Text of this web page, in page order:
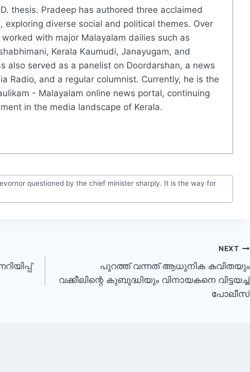
thesis. Pradeep has authored three acclaimed
exploring diverse social and political themes. Over
with major Malayalam dailies such as
Kerala Kaumudi, Janayugam, and
also served as a panelist on Doordarshan, a news
Radio, and a regular columnist. Currently, he is the
- Malayalam online news portal, continuing
in the media landscape of Kerala.
questioned by the chief minister sharply. It is the way for
NEXT
പുറത്ത് വന്നത് ആധുനിക കവിതയും
വക്കീലിന്റെ കുബുദ്ധിയും വിനായകനെ വിട്ടയച്ച്
പോലീസ്